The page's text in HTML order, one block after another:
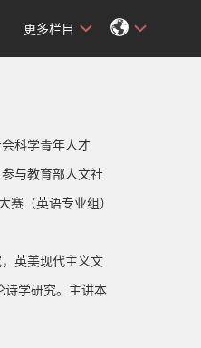
更多栏目
科学青年人才
与教育部人文社
（英语专业组）
英美现代主义文
诗学研究。主讲本